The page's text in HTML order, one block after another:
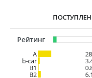
Рейтинг
A
b-car
В1
B2